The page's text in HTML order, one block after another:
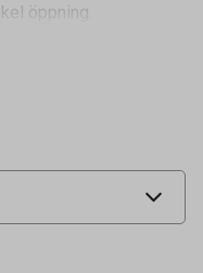
öppning.
44121716